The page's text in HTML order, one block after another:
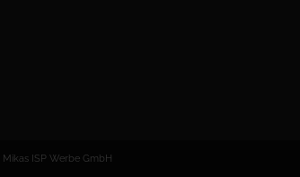
Mikas ISP Werbe GmbH